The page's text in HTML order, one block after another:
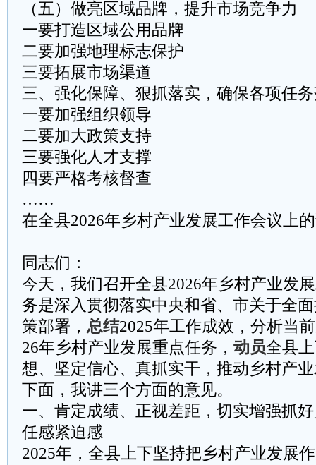
（五）做亮区域品牌，提升市场竞争力
一要打造区域公用品牌
二要加强地理标志保护
三要拓展市场渠道
三、强化保障、狠抓落实，确保各项任
一要加强组织领导
二要加大政策支持
三要强化人才支撑
四要严格考核督查
……
在全县2026年乡村产业发展工作会议上
同志们：
今天，我们召开全县2026年乡村产业发
务是深入贯彻落实中央和省、市关于全
策部署， 总结2025年工作成效，分析当
26年乡村产业发展重点任务， 动员全县
想、坚定信心、真抓实干，推动乡村产
下面，我讲三个方面的意见。
一、肯定成绩、正视差距，切实增强抓
任感紧迫感
2025年，全县上下坚持把乡村产业发展